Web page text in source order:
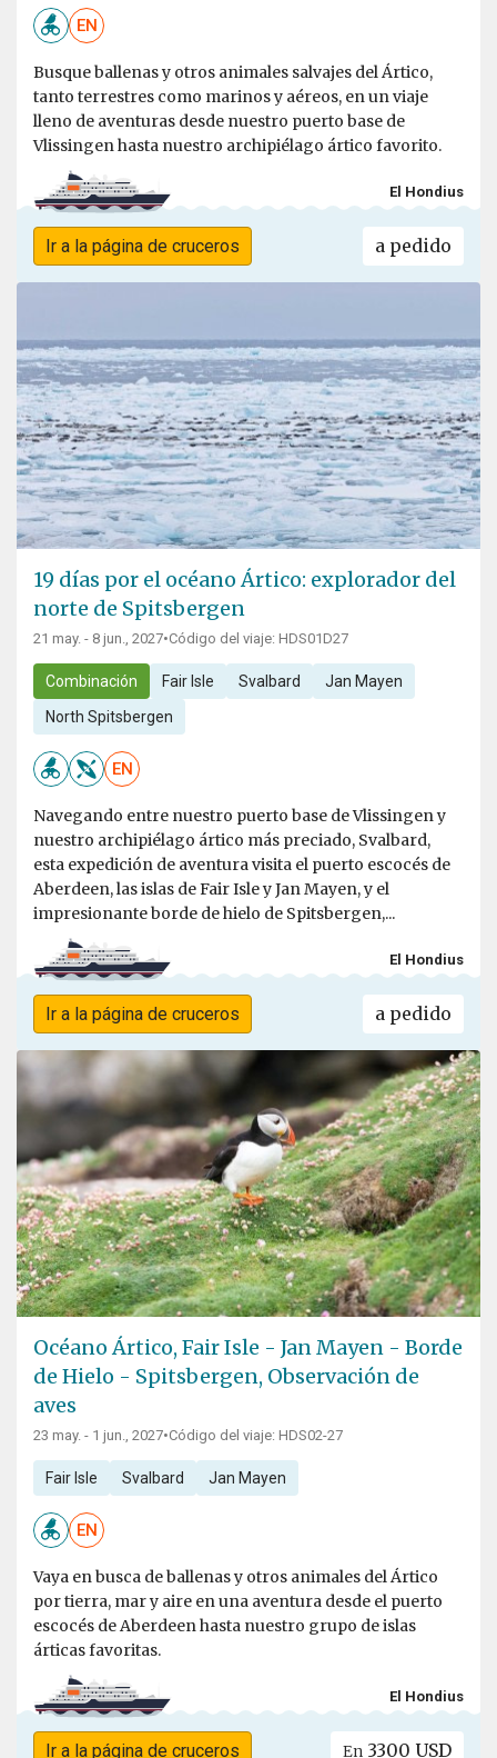
EN
Busque ballenas y otros animales salvajes del Ártico,
tanto terrestres como marinos y aéreos, en un viaje
lleno de aventuras desde nuestro puerto base de
Vlissingen hasta nuestro archipiélago ártico favorito.
El Hondius
Ir a la página de cruceros a pedido
19 días por el océano Ártico: explorador del
norte de Spitsbergen
21 may. - 8 jun., 2027•Código del viaje: HDS01D27
Combinación Fair Isle Svalbard Jan Mayen
North Spitsbergen
EN
Navegando entre nuestro puerto base de Vlissingen y
nuestro archipiélago ártico más preciado, Svalbard,
esta expedición de aventura visita el puerto escocés de
Aberdeen, las islas de Fair Isle y Jan Mayen, y el
impresionante borde de hielo de Spitsbergen,...
El Hondius
Ir a la página de cruceros a pedido
Océano Ártico, Fair Isle - Jan Mayen - Borde
de Hielo - Spitsbergen, Observación de
aves
23 may. - 1 jun., 2027•Código del viaje: HDS02-27
Fair Isle Svalbard Jan Mayen
EN
Vaya en busca de ballenas y otros animales del Ártico
por tierra, mar y aire en una aventura desde el puerto
escocés de Aberdeen hasta nuestro grupo de islas
árticas favoritas.
El Hondius
Ir a la página de cruceros En 3300 USD